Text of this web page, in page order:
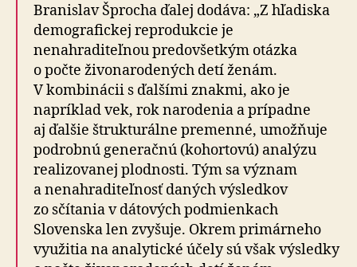
Branislav Šprocha ďalej dodáva: „Z hľadiska
demografickej reprodukcie je
nenahraditeľnou predovšetkým otázka
o počte živonarodených detí ženám.
V kombinácii s ďalšími znakmi, ako je
napríklad vek, rok narodenia a prípadne
aj ďalšie štrukturálne premenné, umožňuje
podrobnú generačnú (kohortovú) analýzu
realizovanej plodnosti. Tým sa význam
a nenahraditeľnosť daných výsledkov
zo sčítania v dátových podmienkach
Slovenska len zvyšuje. Okrem primárneho
využitia na analytické účely sú však výsledky